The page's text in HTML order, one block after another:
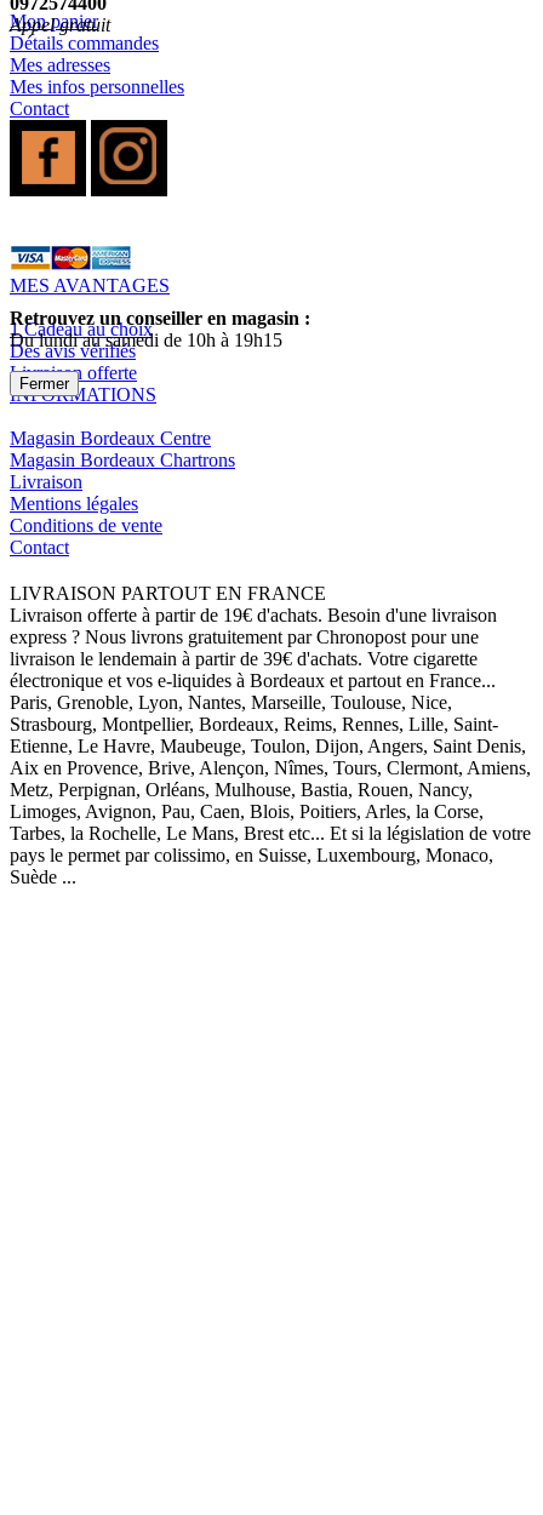
Mon panier
Détails commandes
Mes adresses
Mes infos personnelles
Contact
MES AVANTAGES
1 Cadeau au choix
Des avis vérifiés
Livraison offerte
INFORMATIONS
Magasin Bordeaux Centre
Magasin Bordeaux Chartrons
Livraison
Mentions légales
Conditions de vente
Contact
LIVRAISON PARTOUT EN FRANCE
Livraison offerte à partir de 19€ d'achats. Besoin d'une livraison
express ? Nous livrons gratuitement par Chronopost pour une
livraison le lendemain à partir de 39€ d'achats. Votre cigarette
électronique et vos e-liquides à Bordeaux et partout en France...
Paris, Grenoble, Lyon, Nantes, Marseille, Toulouse, Nice,
Strasbourg, Montpellier, Bordeaux, Reims, Rennes, Lille, Saint-
Etienne, Le Havre, Maubeuge, Toulon, Dijon, Angers, Saint Denis,
Aix en Provence, Brive, Alençon, Nîmes, Tours, Clermont, Amiens,
Metz, Perpignan, Orléans, Mulhouse, Bastia, Rouen, Nancy,
Limoges, Avignon, Pau, Caen, Blois, Poitiers, Arles, la Corse,
Tarbes, la Rochelle, Le Mans, Brest etc... Et si la législation de votre
pays le permet par colissimo, en Suisse, Luxembourg, Monaco,
Suède ...
Appel gratuit
Retrouvez un conseiller en magasin :
Du lundi au samedi de 10h à 19h15
Fermer